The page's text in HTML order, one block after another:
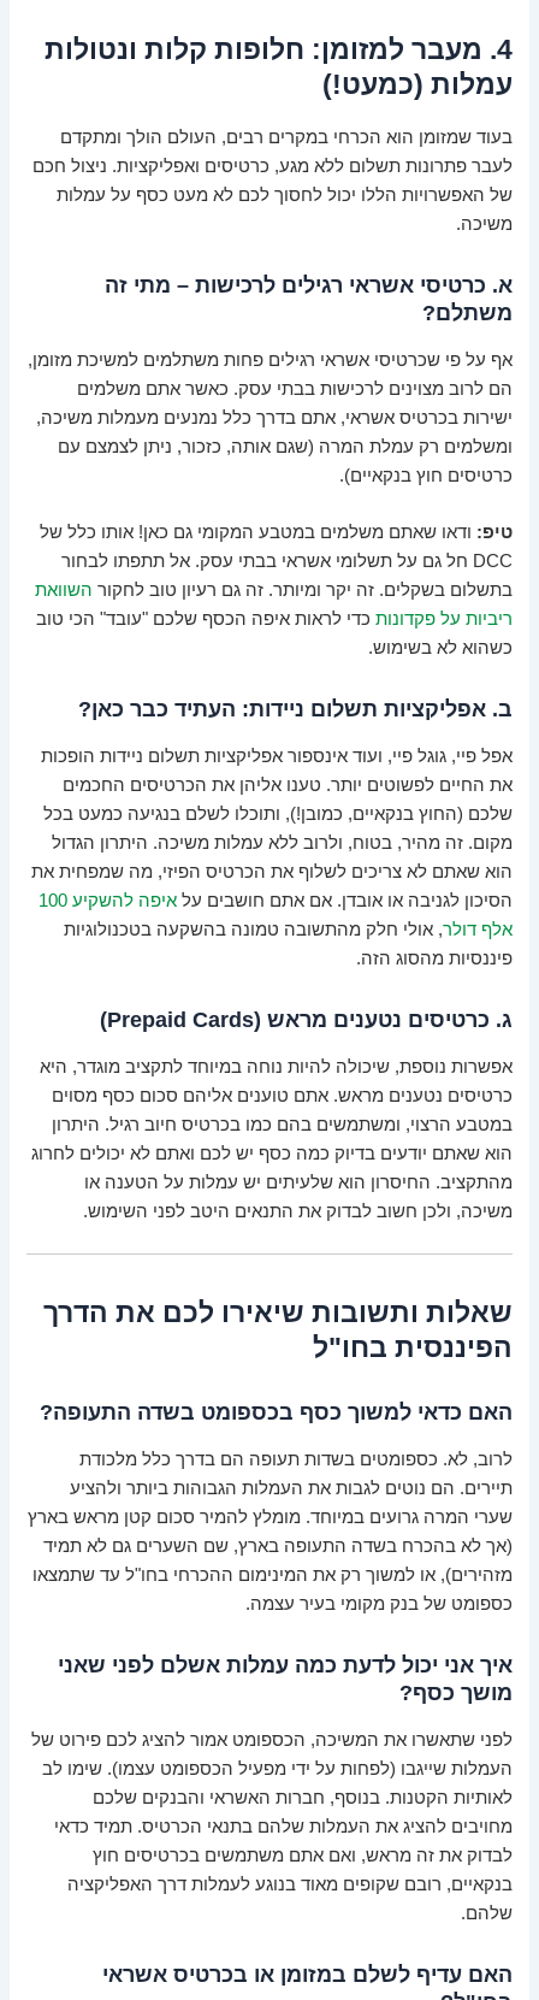
4. מעבר למזומן: חלופות קלות ונטולות
עמלות (כמעט!)
בעוד שמזומן הוא הכרחי במקרים רבים, העולם הולך ומתקדם
לעבר פתרונות תשלום ללא מגע, כרטיסים ואפליקציות. ניצול חכם
של האפשרויות הללו יכול לחסוך לכם לא מעט כסף על עמלות
משיכה.
א. כרטיסי אשראי רגילים לרכישות – מתי זה
משתלם?
אף על פי שכרטיסי אשראי רגילים פחות משתלמים למשיכת מזומן,
הם לרוב מצוינים לרכישות בבתי עסק. כאשר אתם משלמים
ישירות בכרטיס אשראי, אתם בדרך כלל נמנעים מעמלות משיכה,
ומשלמים רק עמלת המרה (שגם אותה, כזכור, ניתן לצמצם עם
כרטיסים חוץ בנקאיים).
טיפ: ודאו שאתם משלמים במטבע המקומי גם כאן! אותו כלל של
DCC חל גם על תשלומי אשראי בבתי עסק. אל תתפתו לבחור
בתשלום בשקלים. זה יקר ומיותר. זה גם רעיון טוב לחקור השוואת
ריביות על פקדונות כדי לראות איפה הכסף שלכם "עובד" הכי טוב
כשהוא לא בשימוש.
ב. אפליקציות תשלום ניידות: העתיד כבר כאן?
אפל פיי, גוגל פיי, ועוד אינספור אפליקציות תשלום ניידות הופכות
את החיים לפשוטים יותר. טענו אליהן את הכרטיסים החכמים
שלכם (החוץ בנקאיים, כמובן!), ותוכלו לשלם בנגיעה כמעט בכל
מקום. זה מהיר, בטוח, ולרוב ללא עמלות משיכה. היתרון הגדול
הוא שאתם לא צריכים לשלוף את הכרטיס הפיזי, מה שמפחית את
הסיכון לגניבה או אובדן. אם אתם חושבים על
איפה להשקיע 100
אלף דולר, אולי חלק מהתשובה טמונה בהשקעה בטכנולוגיות
פיננסיות מהסוג הזה.
ג. כרטיסים נטענים מראש (Prepaid Cards)
אפשרות נוספת, שיכולה להיות נוחה במיוחד לתקציב מוגדר, היא
כרטיסים נטענים מראש. אתם טוענים אליהם סכום כסף מסוים
במטבע הרצוי, ומשתמשים בהם כמו בכרטיס חיוב רגיל. היתרון
הוא שאתם יודעים בדיוק כמה כסף יש לכם ואתם לא יכולים לחרוג
מהתקציב. החיסרון הוא שלעיתים יש עמלות על הטענה או
משיכה, ולכן חשוב לבדוק את התנאים היטב לפני השימוש.
שאלות ותשובות שיאירו לכם את הדרך
הפיננסית בחו"ל
האם כדאי למשוך כסף בכספומט בשדה התעופה?
לרוב, לא. כספומטים בשדות תעופה הם בדרך כלל מלכודת
תיירים. הם נוטים לגבות את העמלות הגבוהות ביותר ולהציע
שערי המרה גרועים במיוחד. מומלץ להמיר סכום קטן מראש בארץ
(אך לא בהכרח בשדה התעופה בארץ, שם השערים גם לא תמיד
מזהירים), או למשוך רק את המינימום ההכרחי בחו"ל עד שתמצאו
כספומט של בנק מקומי בעיר עצמה.
איך אני יכול לדעת כמה עמלות אשלם לפני שאני
מושך כסף?
לפני שתאשרו את המשיכה, הכספומט אמור להציג לכם פירוט של
העמלות שייגבו (לפחות על ידי מפעיל הכספומט עצמו). שימו לב
לאותיות הקטנות. בנוסף, חברות האשראי והבנקים שלכם
מחויבים להציג את העמלות שלהם בתנאי הכרטיס. תמיד כדאי
לבדוק את זה מראש, ואם אתם משתמשים בכרטיסים חוץ
בנקאיים, רובם שקופים מאוד בנוגע לעמלות דרך האפליקציה
שלהם.
האם עדיף לשלם במזומן או בכרטיס אשראי